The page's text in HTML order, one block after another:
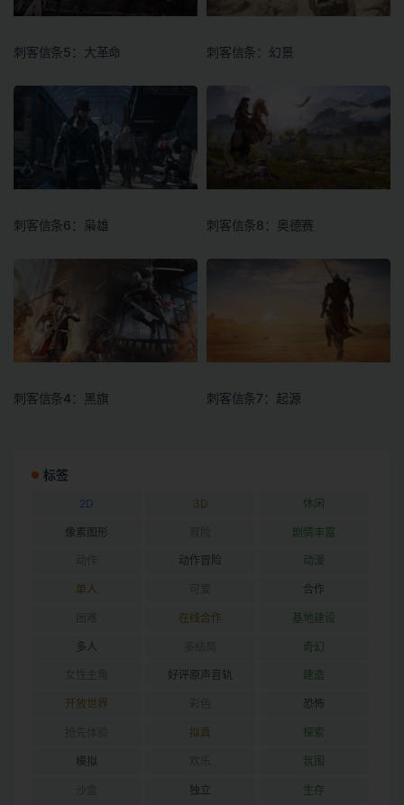
刺客信条5：大革命 刺客信条：幻景
刺客信条6：枭雄 刺客信条8：奥德赛
刺客信条4：黑旗 刺客信条7：起源
标签
2D 3D 休闲
像素图形 剧情丰富
动作冒险 动漫
单人 合作
在线合作 基地建设
多人 奇幻
好评原声音轨 建造
开放世界 恐怖
拟真 探索
模拟 氛围
独立 生存